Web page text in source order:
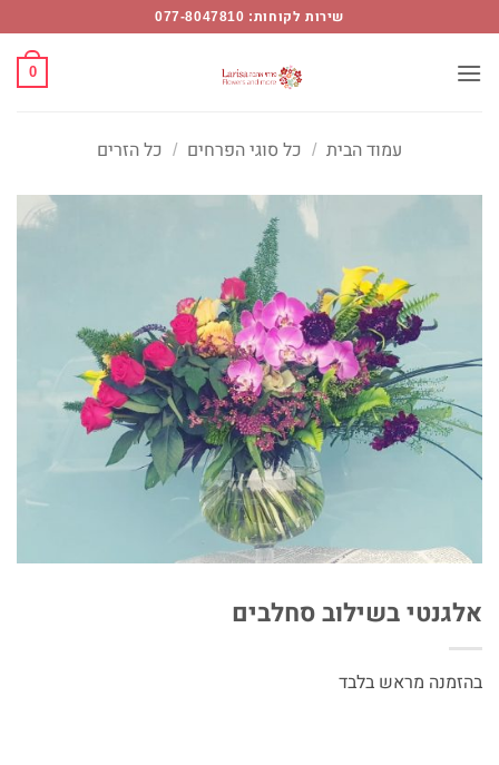
content
שירות לקוחות: 077-8047810
0
עמוד הבית / כל סוגי הפרחים / כל הזרים
אלגנטי בשילוב סחלבים
בהזמנה מראש בלבד